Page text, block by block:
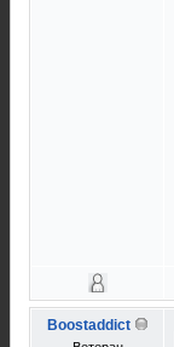
Boostaddict